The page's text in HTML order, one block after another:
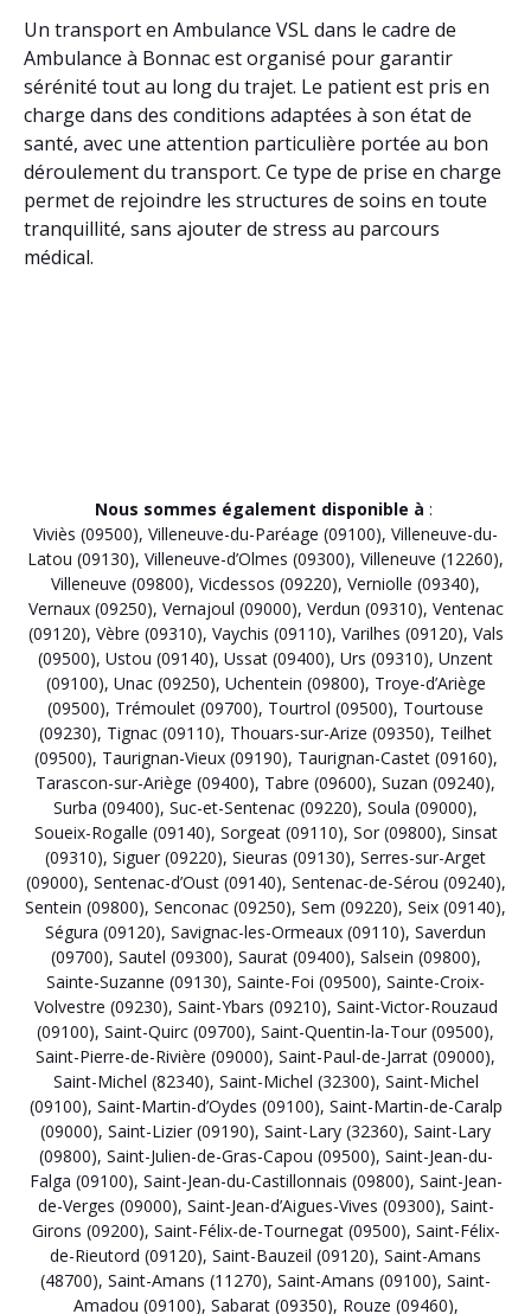
Un transport en Ambulance VSL dans le cadre de
Ambulance à Bonnac est organisé pour garantir
sérénité tout au long du trajet. Le patient est pris en
charge dans des conditions adaptées à son état de
santé, avec une attention particulière portée au bon
déroulement du transport. Ce type de prise en charge
permet de rejoindre les structures de soins en toute
tranquillité, sans ajouter de stress au parcours
médical.
Nous sommes également disponible à :
Viviès (09500), Villeneuve-du-Paréage (09100), Villeneuve-du-
Latou (09130), Villeneuve-d’Olmes (09300), Villeneuve (12260),
Villeneuve (09800), Vicdessos (09220), Verniolle (09340),
Vernaux (09250), Vernajoul (09000), Verdun (09310), Ventenac
(09120), Vèbre (09310), Vaychis (09110), Varilhes (09120), Vals
(09500), Ustou (09140), Ussat (09400), Urs (09310), Unzent
(09100), Unac (09250), Uchentein (09800), Troye-d’Ariège
(09500), Trémoulet (09700), Tourtrol (09500), Tourtouse
(09230), Tignac (09110), Thouars-sur-Arize (09350), Teilhet
(09500), Taurignan-Vieux (09190), Taurignan-Castet (09160),
Tarascon-sur-Ariège (09400), Tabre (09600), Suzan (09240),
Surba (09400), Suc-et-Sentenac (09220), Soula (09000),
Soueix-Rogalle (09140), Sorgeat (09110), Sor (09800), Sinsat
(09310), Siguer (09220), Sieuras (09130), Serres-sur-Arget
(09000), Sentenac-d’Oust (09140), Sentenac-de-Sérou (09240),
Sentein (09800), Senconac (09250), Sem (09220), Seix (09140),
Ségura (09120), Savignac-les-Ormeaux (09110), Saverdun
(09700), Sautel (09300), Saurat (09400), Salsein (09800),
Sainte-Suzanne (09130), Sainte-Foi (09500), Sainte-Croix-
Volvestre (09230), Saint-Ybars (09210), Saint-Victor-Rouzaud
(09100), Saint-Quirc (09700), Saint-Quentin-la-Tour (09500),
Saint-Pierre-de-Rivière (09000), Saint-Paul-de-Jarrat (09000),
Saint-Michel (82340), Saint-Michel (32300), Saint-Michel
(09100), Saint-Martin-d’Oydes (09100), Saint-Martin-de-Caralp
(09000), Saint-Lizier (09190), Saint-Lary (32360), Saint-Lary
(09800), Saint-Julien-de-Gras-Capou (09500), Saint-Jean-du-
Falga (09100), Saint-Jean-du-Castillonnais (09800), Saint-Jean-
de-Verges (09000), Saint-Jean-d’Aigues-Vives (09300), Saint-
Girons (09200), Saint-Félix-de-Tournegat (09500), Saint-Félix-
de-Rieutord (09120), Saint-Bauzeil (09120), Saint-Amans
(48700), Saint-Amans (11270), Saint-Amans (09100), Saint-
Amadou (09100), Sabarat (09350), Rouze (09460),